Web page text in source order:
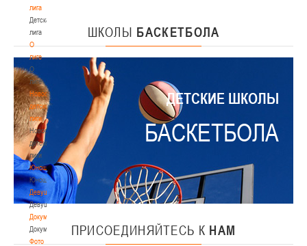
лига
Детская
лига
О
лиге
О
лиге
Новости
детской
лиги
Новости
детской
лиги
Юноши
Юноши
Девушки
Девушки
Документы
Документы
Фото
ШКОЛЫ БАСКЕТБОЛА
ДЕТСКИЕ ШКОЛЫ
БАСКЕТБОЛА
ПРИСОЕДИНЯЙТЕСЬ К НАМ